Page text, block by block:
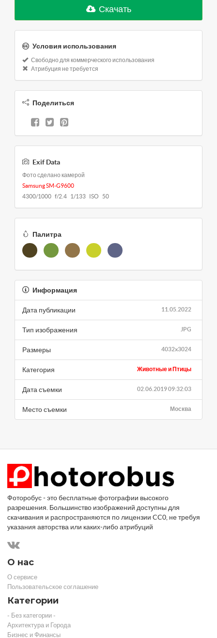
Скачать
Условия использования
Свободно для коммерческого использования
Атрибуция не требуется
Поделиться
Exif Data
Фото сделано камерой
Samsung SM-G9600
4300/1000 f/2.4 1/133 ISO 50
Палитра
Информация
11.05.2022
Дата публикации
JPG
Тип изображения
4032x3024
Размеры
Животные и Птицы
Категория
02.06.2019 09:32:03
Дата съемки
Москва
Место съемки
Фоторобус - это бесплатные фотографии высокого
разрешения. Большинство изображений доступны для
скачивания и распространяются по лицензии CC0, не требуя
указания авторства или каких-либо атрибуций
О нас
О сервисе
Пользовательское соглашение
Категории
- Без категории -
Архитектура и Города
Бизнес и Финансы